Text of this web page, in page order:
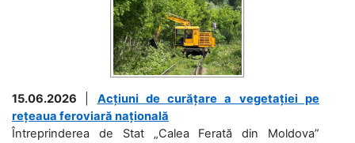
15.06.2026
Acțiuni de curățare a vegetației pe
rețeaua feroviară națională
Întreprinderea de Stat „Calea Ferată din Moldova”